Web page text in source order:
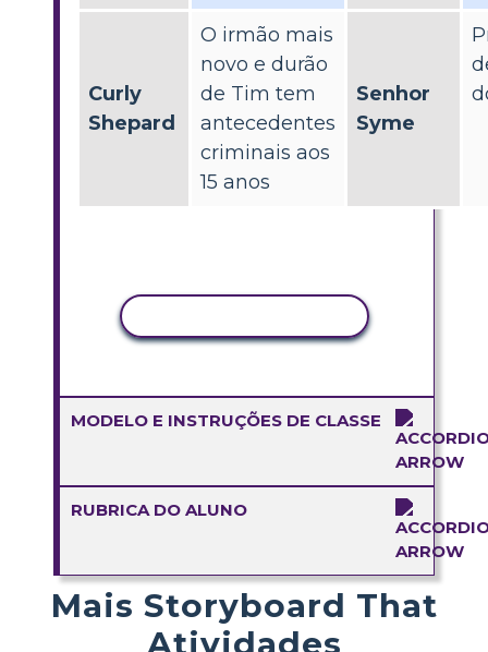
Curly
Shepard
O irmão mais
novo e durão
de Tim tem
antecedentes
criminais aos
15 anos
Senhor
Syme
MODELO E INSTRUÇÕES DE CLASSE
RUBRICA DO ALUNO
Mais Storyboard That
Atividades